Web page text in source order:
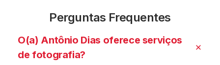
Perguntas Frequentes
O(a) Antônio Dias oferece serviços
de fotografia?